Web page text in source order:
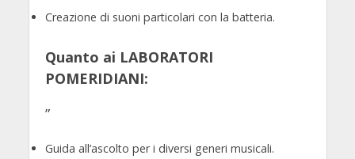
Creazione di suoni particolari con la batteria.
Quanto ai LABORATORI
POMERIDIANI:
”
Guida all’ascolto per i diversi generi musicali.